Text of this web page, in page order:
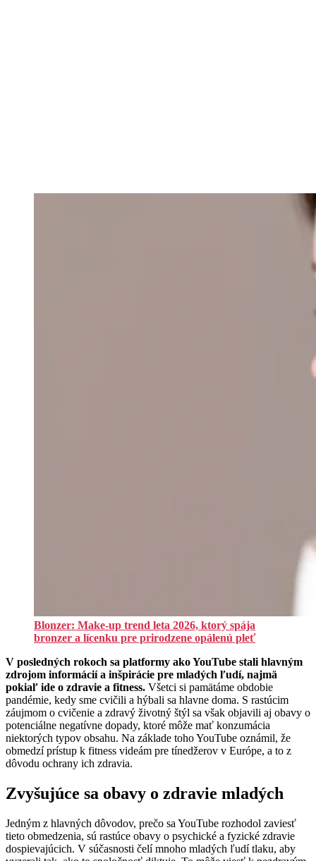
Blonzer: Make-up trend leta 2026, ktorý spája
bronzer a lícenku pre prirodzene opálenú pleť
V posledných rokoch sa platformy ako YouTube stali hlavným
zdrojom informácií a inšpirácie pre mladých ľudí, najmä
pokiaľ ide o zdravie a fitness. Všetci si pamätáme obdobie
pandémie, kedy sme cvičili a hýbali sa hlavne doma. S rastúcim
záujmom o cvičenie a zdravý životný štýl sa však objavili aj obavy o
potenciálne negatívne dopady, ktoré môže mať konzumácia
niektorých typov obsahu. Na základe toho YouTube oznámil, že
obmedzí prístup k fitness videám pre tínedžerov v Európe, a to z
dôvodu ochrany ich zdravia.
Zvyšujúce sa obavy o zdravie mladých
Jedným z hlavných dôvodov, prečo sa YouTube rozhodol zaviesť
tieto obmedzenia, sú rastúce obavy o psychické a fyzické zdravie
dospievajúcich. V súčasnosti čelí mnoho mladých ľudí tlaku, aby